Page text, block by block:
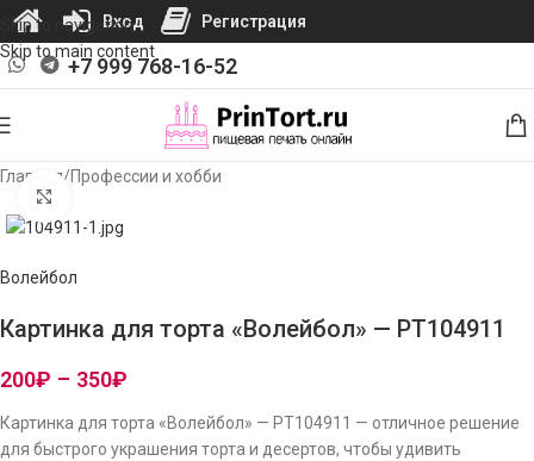
Skip to navigation
Skip to main content
+7 999 768-16-52
Главная/Профессии и хобби
Волейбол
Картинка для торта «Волейбол» — PT104911
200₽ – 350₽
Картинка для торта «Волейбол» — PT104911 — отличное решение
для быстрого украшения торта и десертов, чтобы удивить
Вход Регистрация